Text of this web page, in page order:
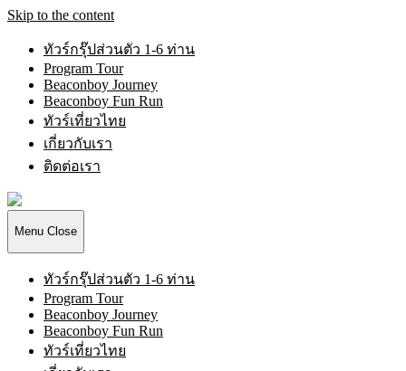
Skip to the content
ทัวร์กรุ๊ปส่วนตัว 1-6 ท่าน
Program Tour
Beaconboy Journey
Beaconboy Fun Run
ทัวร์เที่ยวไทย
เกี่ยวกับเรา
ติดต่อเรา
Beaconboy
Travel
Company
Menu Close
ทัวร์กรุ๊ปส่วนตัว 1-6 ท่าน
Program Tour
Beaconboy Journey
Beaconboy Fun Run
ทัวร์เที่ยวไทย